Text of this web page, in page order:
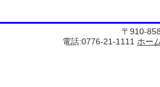
〒910-
電話:0776-21-1111 ホー